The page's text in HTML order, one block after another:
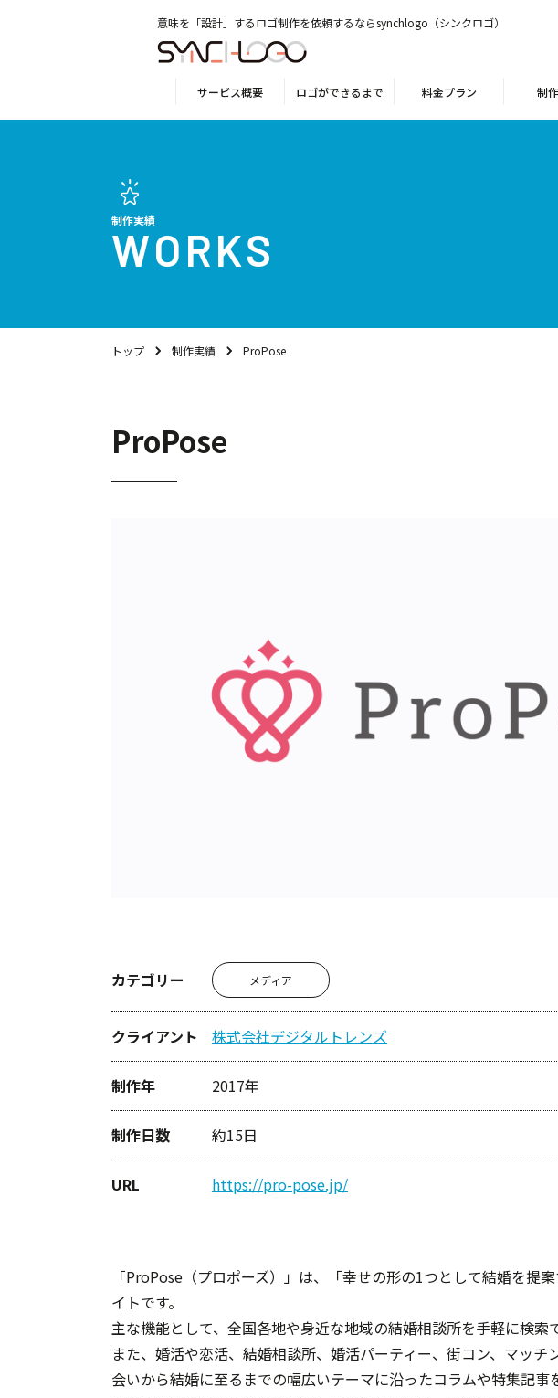
意味を「設計」するロゴ制作を依頼するならsynchlogo（シンクロゴ）
サービス概要 ロゴができるまで 料金プラン 制
制作実績
WORKS
トップ 制作実績 ProPose
ProPose
カテゴリー メディア
クライアント 株式会社デジタルトレンズ
制作年 2017年
制作日数 約15日
URL https://pro-pose.jp/
「ProPose（プロポーズ）」は、「幸せの形の1つとして結婚を提
イトです。
主な機能として、全国各地や身近な地域の結婚相談所を手軽に検索
また、婚活や恋活、結婚相談所、婚活パーティー、街コン、マッチ
会いから結婚に至るまでの幅広いテーマに沿ったコラムや特集記